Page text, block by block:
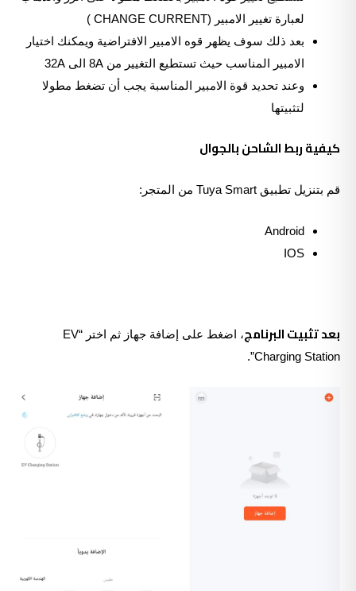
لعبارة تغيير الامبير (CHANGE CURRENT )
بعد ذلك سوف يظهر قوه الامبير الافتراضية ويمكنك اختيار
الامبير المناسب حيث تستطيع التغيير من 8A الى 32A
وعند تحديد قوة الامبير المناسبة يجب أن تضغط مطولا
لتثبيتها
كيفية ربط الشاحن بالجوال
قم بتنزيل تطبيق Tuya Smart من المتجر:
Android
IOS
بعد تثبيت البرنامج
، اضغط على إضافة جهاز ثم اختر “EV
Charging Station”.